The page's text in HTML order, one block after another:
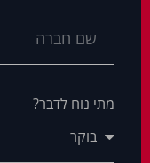
מתי נוח לדבר?